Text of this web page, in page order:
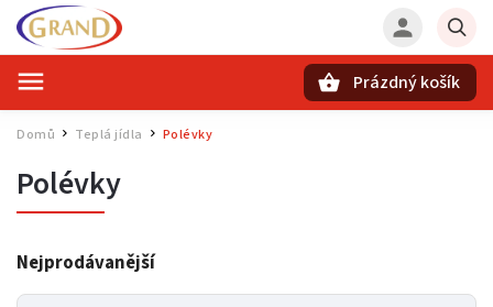
Prázdný košík
Domů / Teplá jídla Polévky
Polévky
Nejprodávanější